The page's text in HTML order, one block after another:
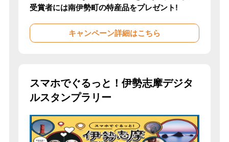
受賞者には南伊勢町の特産品をプレゼント!
キャンペーン詳細はこちら
スマホでぐるっと！伊勢志摩デジタ
ルスタンプラリー